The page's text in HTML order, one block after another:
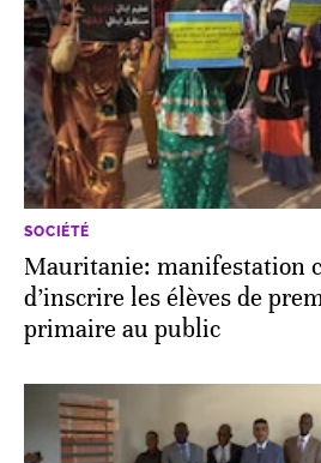
SOCIÉTÉ
Mauritanie: manifestation
d’inscrire les élèves de
primaire au public